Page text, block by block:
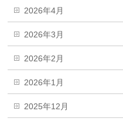
2026年4月
2026年3月
2026年2月
2026年1月
2025年12月